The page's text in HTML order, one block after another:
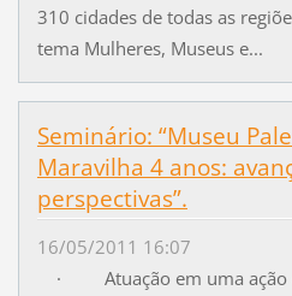
310 cidades de todas as
tema Mulheres, Museus e...
Seminário: “Museu
Maravilha 4 anos:
perspectivas”.
16/05/2011 16:07
· Atuação em uma ação